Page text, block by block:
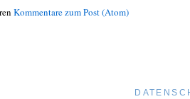
Kommentare zum Post (Atom)